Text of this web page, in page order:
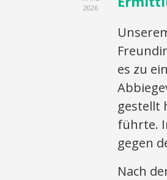
2026
es zu
gestellt
führte.
gegen
Nach